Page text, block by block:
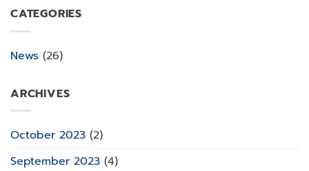
CATEGORIES
News (26)
ARCHIVES
October 2023 (2)
September 2023 (4)